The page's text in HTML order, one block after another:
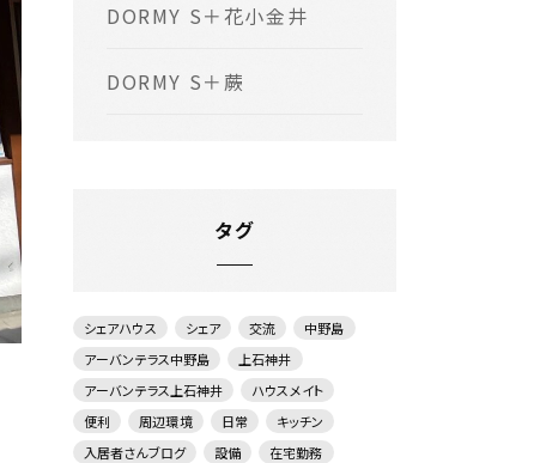
DORMY S＋花小金井
DORMY S＋蕨
タグ
シェアハウス シェア 交流
中野島
アーバンテラス中野島
上石神井
アーバンテラス上石神井
ハウスメイト
便利
周辺環境 日常
キッチン
入居者さんブログ
設備
在宅勤務